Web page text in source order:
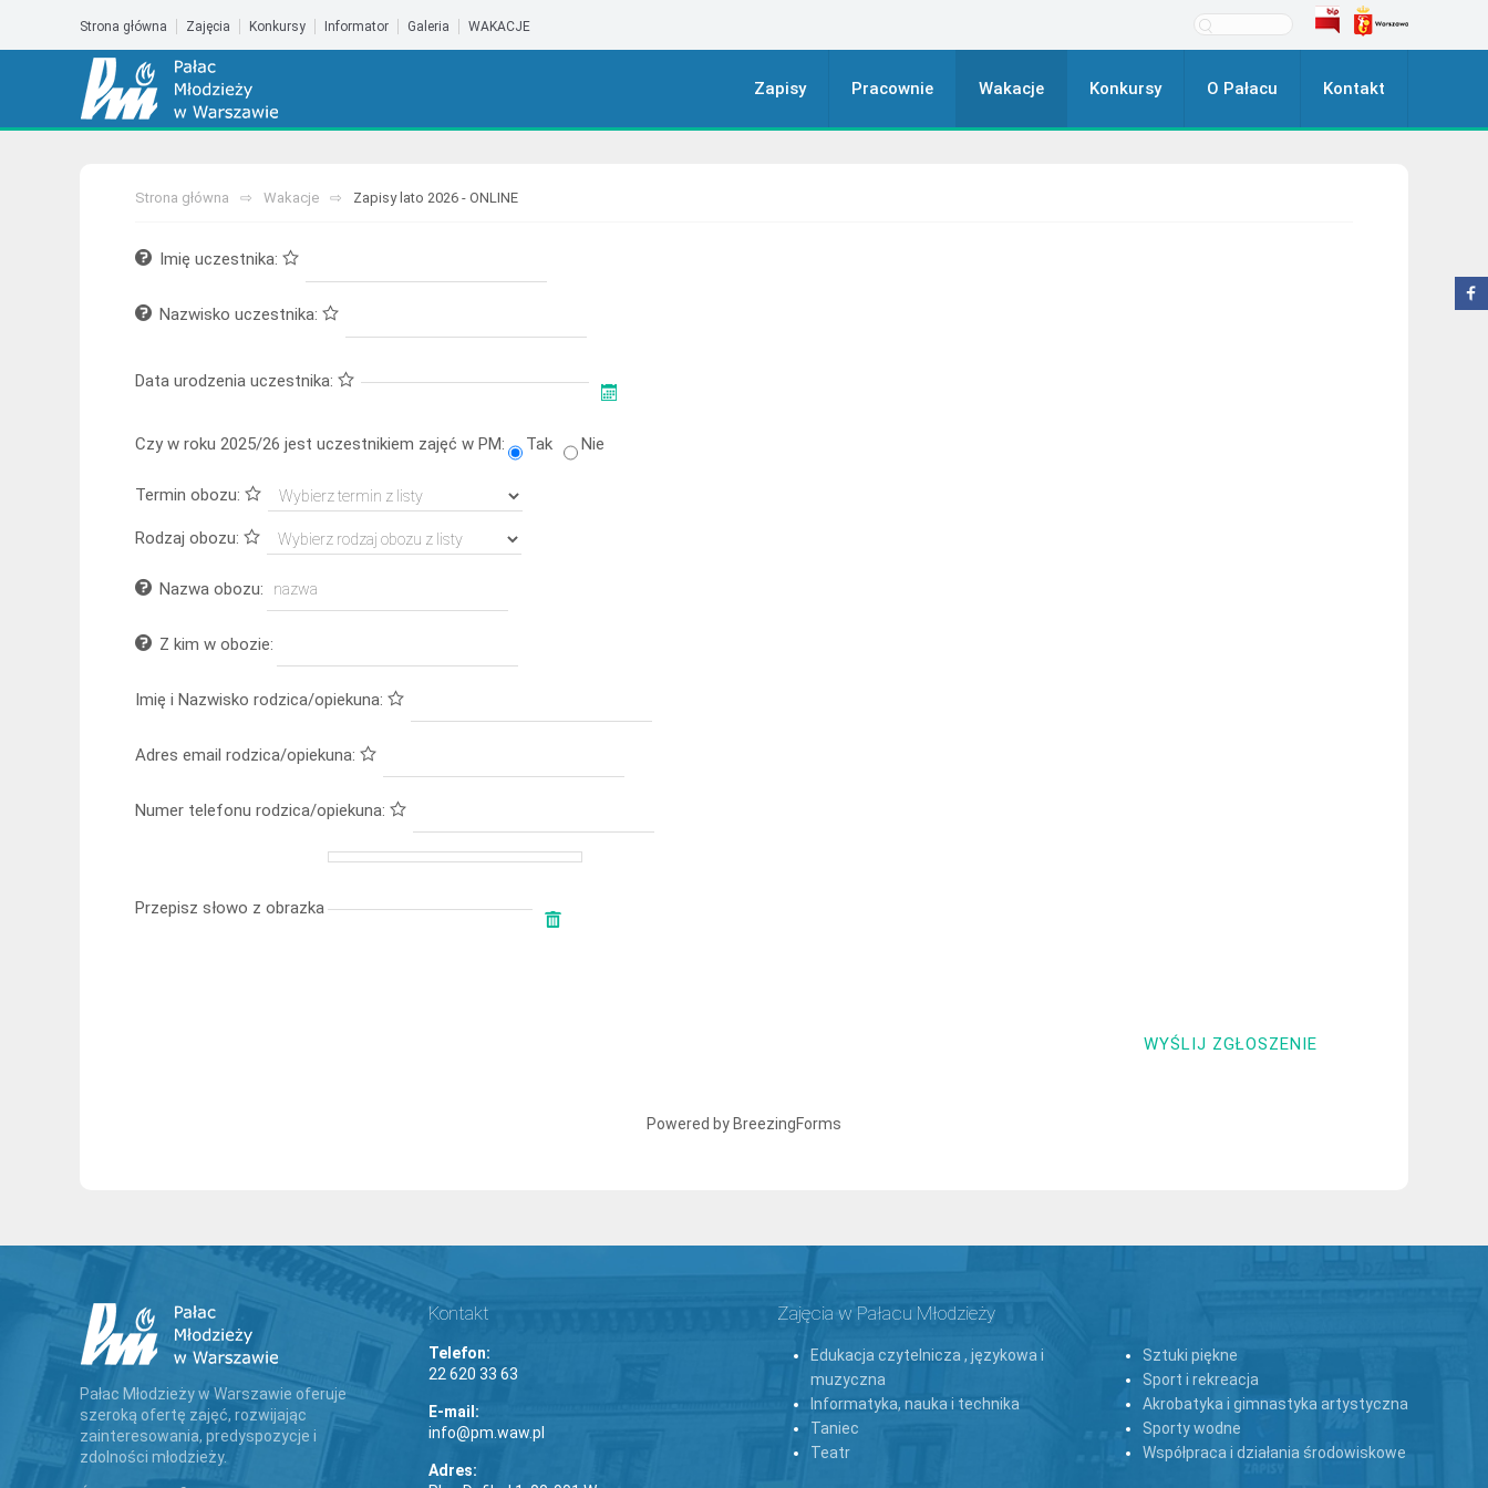
Strona główna Zajęcia Konkursy Informator Galeria WAKACJE
Zapisy Pracownie Wakacje Konkursy O Pałacu Kontakt
Strona główna Wakacje Zapisy lato 2026 - ONLINE
Imię uczestnika:
Nazwisko uczestnika:
Data urodzenia uczestnika:
Czy w roku 2025/26 jest uczestnikiem zajęć w PM: Tak Nie
Termin obozu:
Rodzaj obozu:
Nazwa obozu:
Z kim w obozie:
Imię i Nazwisko rodzica/opiekuna:
Adres email rodzica/opiekuna:
Numer telefonu rodzica/opiekuna:
Przepisz słowo z obrazka
WYŚLIJ ZGŁOSZENIE
Powered by BreezingForms
Pałac Młodzieży w Warszawie oferuje
szeroką ofertę zajęć, rozwijając
zainteresowania, predyspozycje i
zdolności młodzieży.
Kontakt
Telefon:
22 620 33 63
E-mail:
info@pm.waw.pl
Adres:
Zajęcia w Pałacu Młodzieży
Edukacja czytelnicza , językowa i
muzyczna
Informatyka, nauka i technika
Taniec
Teatr
Sztuki piękne
Sport i rekreacja
Akrobatyka i gimnastyka artystyczna
Sporty wodne
Współpraca i działania środowiskowe